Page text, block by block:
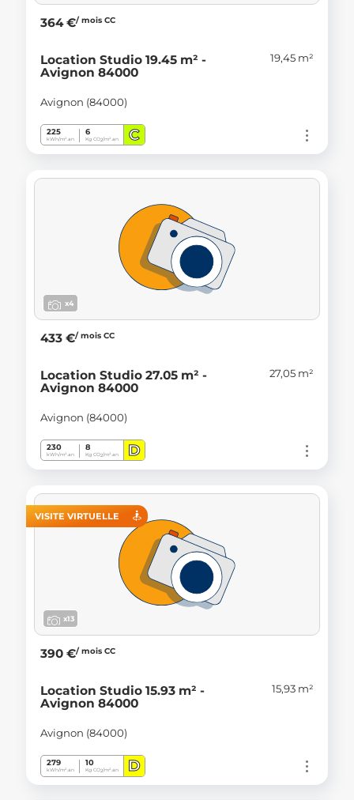
364 €/ mois CC
Location Studio 19.45 m² -
Avignon 84000
19,45 m²
Avignon (84000)
225
kWh/m².an
6
Kg CO2/m².an C
x4
433 €/ mois CC
Location Studio 27.05 m² -
Avignon 84000
27,05 m²
Avignon (84000)
230
kWh/m².an
8
Kg CO2/m².an D
VISITE VIRTUELLE
x13
390 €/ mois CC
Location Studio 15.93 m² -
Avignon 84000
15,93 m²
Avignon (84000)
279
kWh/m².an
10
Kg CO2/m².an D